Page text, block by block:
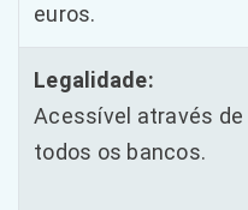
euros.
Legalidade:
Acessível através de
todos os bancos.